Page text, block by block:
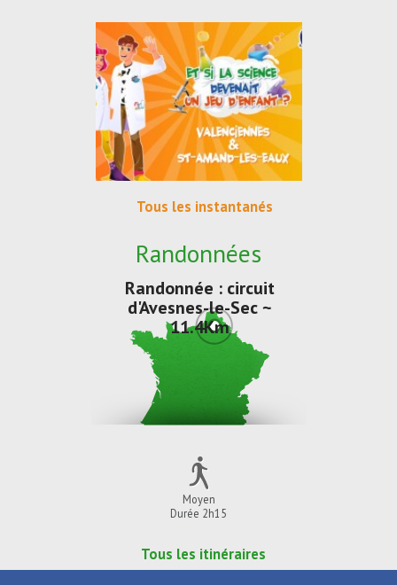
Tous les instantanés
Randonnées
Randonnée : circuit
d'Avesnes-le-Sec ~
11.4Km
Moyen
Durée 2h15
Tous les itinéraires